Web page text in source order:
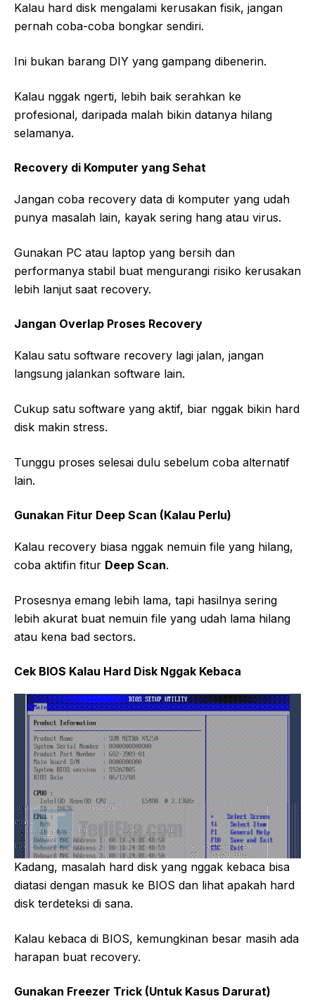
Kalau hard disk mengalami kerusakan fisik, jangan
pernah coba-coba bongkar sendiri.
Ini bukan barang DIY yang gampang dibenerin.
Kalau nggak ngerti, lebih baik serahkan ke
profesional, daripada malah bikin datanya hilang
selamanya.
Recovery di Komputer yang Sehat
Jangan coba recovery data di komputer yang udah
punya masalah lain, kayak sering hang atau virus.
Gunakan PC atau laptop yang bersih dan
performanya stabil buat mengurangi risiko kerusakan
lebih lanjut saat recovery.
Jangan Overlap Proses Recovery
Kalau satu software recovery lagi jalan, jangan
langsung jalankan software lain.
Cukup satu software yang aktif, biar nggak bikin hard
disk makin stress.
Tunggu proses selesai dulu sebelum coba alternatif
lain.
Gunakan Fitur Deep Scan (Kalau Perlu)
Kalau recovery biasa nggak nemuin file yang hilang,
coba aktifin fitur Deep Scan.
Prosesnya emang lebih lama, tapi hasilnya sering
lebih akurat buat nemuin file yang udah lama hilang
atau kena bad sectors.
Cek BIOS Kalau Hard Disk Nggak Kebaca
Kadang, masalah hard disk yang nggak kebaca bisa
diatasi dengan masuk ke BIOS dan lihat apakah hard
disk terdeteksi di sana.
Kalau kebaca di BIOS, kemungkinan besar masih ada
harapan buat recovery.
Gunakan Freezer Trick (Untuk Kasus Darurat)